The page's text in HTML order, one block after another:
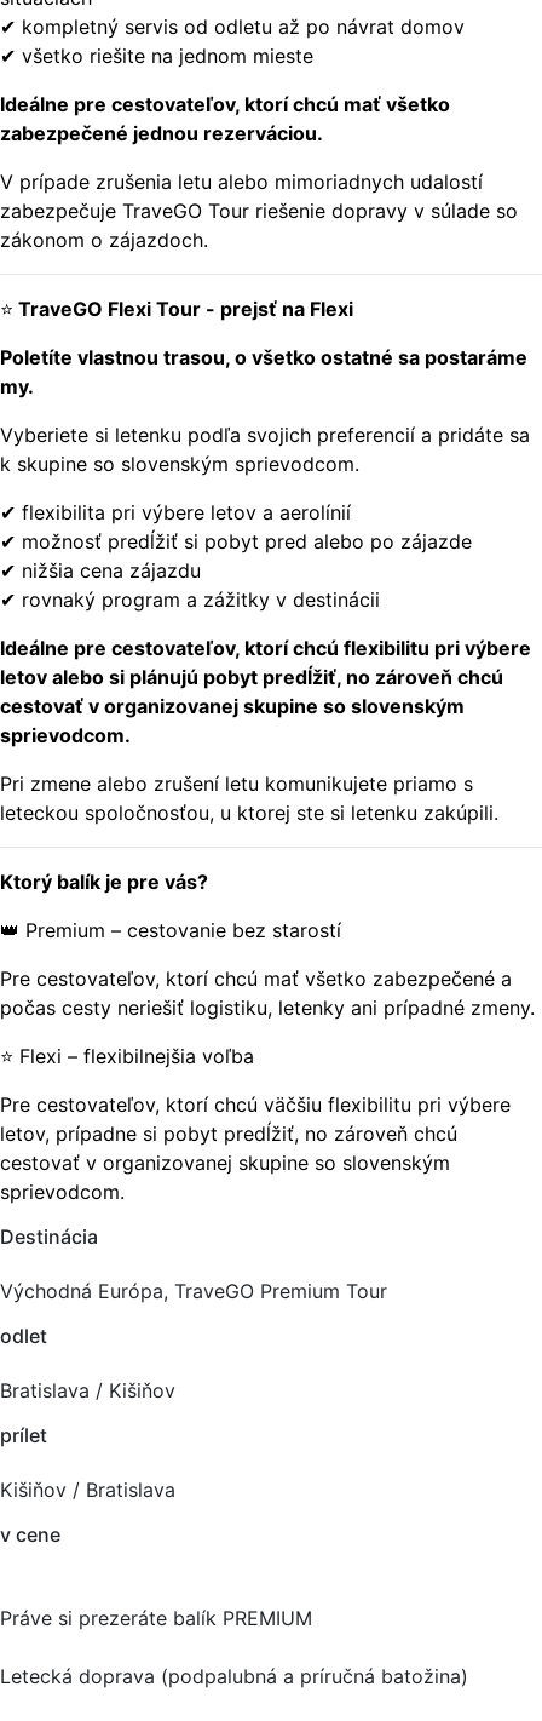
✔ kompletný servis od odletu až po návrat domov
✔ všetko riešite na jednom mieste
Ideálne pre cestovateľov, ktorí chcú mať všetko
zabezpečené jednou rezerváciou.
V prípade zrušenia letu alebo mimoriadnych udalostí
zabezpečuje TraveGO Tour riešenie dopravy v súlade so
zákonom o zájazdoch.
⭐ TraveGO Flexi Tour - prejsť na Flexi
Poletíte vlastnou trasou, o všetko ostatné sa postaráme
my.
Vyberiete si letenku podľa svojich preferencií a pridáte sa
k skupine so slovenským sprievodcom.
✔ flexibilita pri výbere letov a aerolínií
✔ možnosť predĺžiť si pobyt pred alebo po zájazde
✔ nižšia cena zájazdu
✔ rovnaký program a zážitky v destinácii
Ideálne pre cestovateľov, ktorí chcú flexibilitu pri výbere
letov alebo si plánujú pobyt predĺžiť, no zároveň chcú
cestovať v organizovanej skupine so slovenským
sprievodcom.
Pri zmene alebo zrušení letu komunikujete priamo s
leteckou spoločnosťou, u ktorej ste si letenku zakúpili.
Ktorý balík je pre vás?
👑 Premium – cestovanie bez starostí
Pre cestovateľov, ktorí chcú mať všetko zabezpečené a
počas cesty neriešiť logistiku, letenky ani prípadné zmeny.
⭐ Flexi – flexibilnejšia voľba
Pre cestovateľov, ktorí chcú väčšiu flexibilitu pri výbere
letov, prípadne si pobyt predĺžiť, no zároveň chcú
cestovať v organizovanej skupine so slovenským
sprievodcom.
Destinácia
Východná Európa, TraveGO Premium Tour
odlet
Bratislava / Kišiňov
prílet
Kišiňov / Bratislava
v cene
Práve si prezeráte balík PREMIUM
Letecká doprava (podpalubná a príručná batožina)